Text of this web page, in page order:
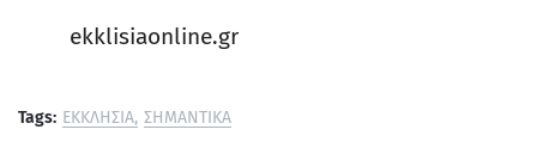
ekklisiaonline.gr
Tags: ΕΚΚΛΗΣΙΑ ΣΗΜΑΝΤΙΚΑ